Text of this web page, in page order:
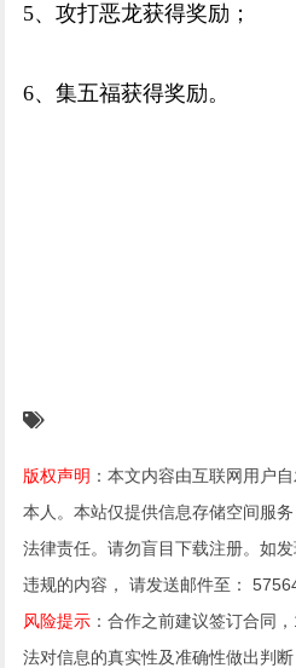
5、攻打恶龙获得奖励；
6、集五福获得奖励。
版权声明 ：本文内容由互联网用户
本人。本站仅提供信息存储空间服
法律责任。请勿盲目下载注册。如
违规的内容， 请发送邮件至：
风险提示 ：合作之前建议签订合同
法对信息的真实性及准确性做出判